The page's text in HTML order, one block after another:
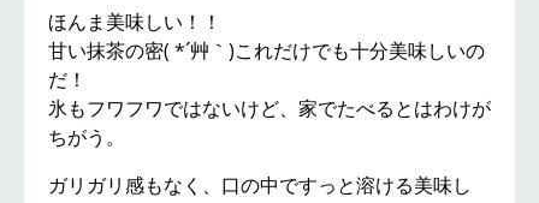
ほんま美味しい！！
甘い抹茶の密( *´艸｀)これだけでも十分美味しいの
だ！
氷もフワフワではないけど、家でたべるとはわけが
ちがう。
ガリガリ感もなく、口の中ですっと溶ける美味し